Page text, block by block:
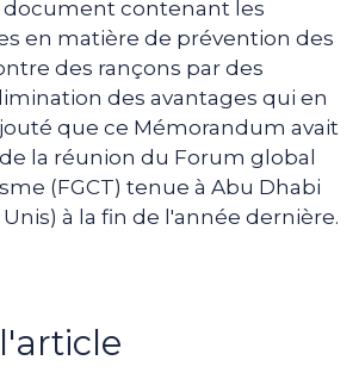
document contenant les
en matière de prévention des
des rançons par des
des avantages qui en
que ce Mémorandum avait
la réunion du Forum global
(FGCT) tenue à Abu Dhabi
à la fin de l'année dernière.